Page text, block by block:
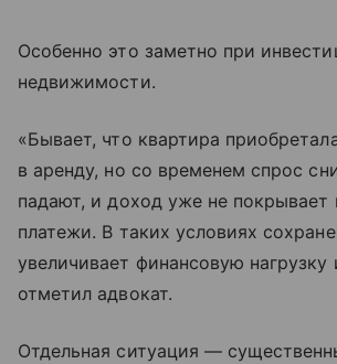
Особенно это заметно при
недвижимости.
«Бывает, что квартира
в аренду, но со временем спрос
падают, и доход уже не покрывает
платежи. В таких условиях
увеличивает финансовую
отметил адвокат.
Отдельная ситуация —